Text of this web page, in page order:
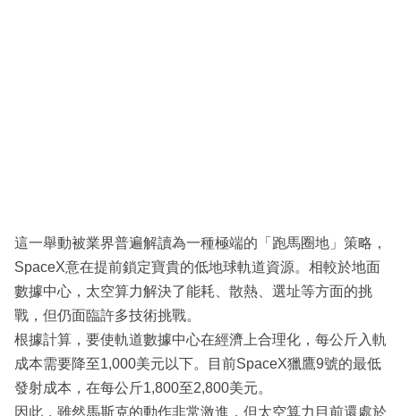
這一舉動被業界普遍解讀為一種極端的「跑馬圈地」策略，
SpaceX意在提前鎖定寶貴的低地球軌道資源。相較於地面
數據中心，太空算力解決了能耗、散熱、選址等方面的挑
戰，但仍面臨許多技術挑戰。
根據計算，要使軌道數據中心在經濟上合理化，每公斤入軌
成本需要降至1,000美元以下。目前SpaceX獵鷹9號的最低
發射成本，在每公斤1,800至2,800美元。
因此，雖然馬斯克的動作非常激進，但太空算力目前還處於